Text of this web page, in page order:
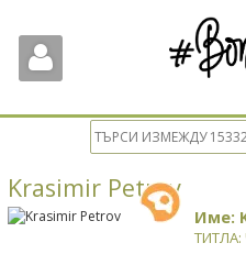
Krasimir Petrov
Име:
ТИТЛА: